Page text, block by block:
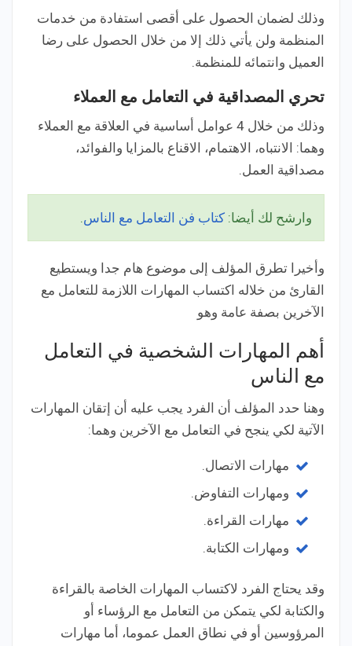
وذلك لضمان الحصول على أقصى استفادة من خدمات
المنظمة ولن يأتي ذلك إلا من خلال الحصول على رضا
العميل وانتمائه للمنظمة.
تحري المصداقية في التعامل مع العملاء
وذلك من خلال 4 عوامل أساسية في العلاقة مع العملاء
وهما: الانتباه، الاهتمام، الاقناع بالمزايا والفوائد،
مصداقية العمل.
وارشح لك أيضا: كتاب فن التعامل مع الناس.
وأخيرا تطرق المؤلف إلى موضوع هام جدا ويستطيع
القارئ من خلاله اكتساب المهارات اللازمة للتعامل مع
الآخرين بصفة عامة وهو
أهم المهارات الشخصية في التعامل
مع الناس
وهنا حدد المؤلف أن الفرد يجب عليه أن إتقان المهارات
الآتية لكي ينجح في التعامل مع الآخرين وهما:
مهارات الاتصال.
ومهارات التفاوض.
مهارات القراءة.
ومهارات الكتابة.
وقد يحتاج الفرد لاكتساب المهارات الخاصة بالقراءة
والكتابة لكي يتمكن من التعامل مع الرؤساء أو
المرؤوسين أو في نطاق العمل عموما، أما مهارات